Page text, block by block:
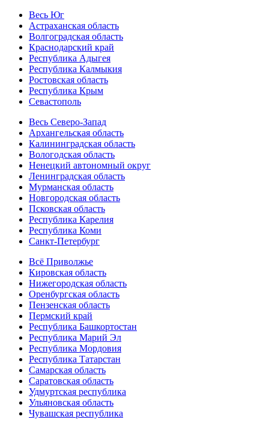
Весь Юг
Астраханская область
Волгоградская область
Краснодарский край
Республика Адыгея
Республика Калмыкия
Ростовская область
Республика Крым
Севастополь
Весь Северо-Запад
Архангельская область
Калининградская область
Вологодская область
Ненецкий автономный округ
Ленинградская область
Мурманская область
Новгородская область
Псковская область
Республика Карелия
Республика Коми
Санкт-Петербург
Всё Приволжье
Кировская область
Нижегородская область
Оренбургская область
Пензенская область
Пермский край
Республика Башкортостан
Республика Марий Эл
Республика Мордовия
Республика Татарстан
Самарская область
Саратовская область
Удмуртская республика
Ульяновская область
Чувашская республика